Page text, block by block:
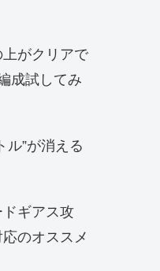
上がクリアで
成試してみ
ル”が消える
ドギアス攻
のオススメ